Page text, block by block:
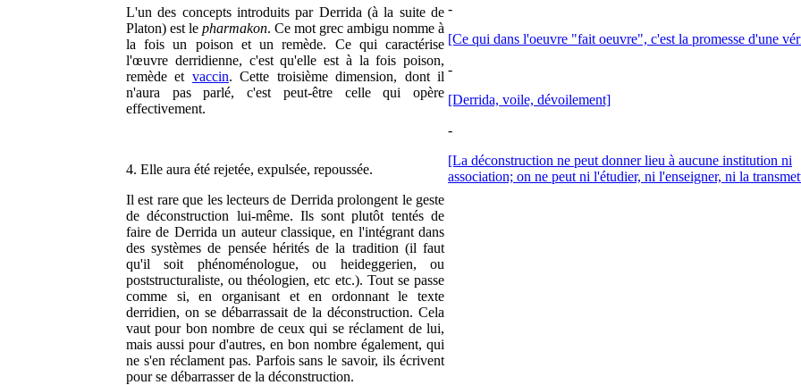
L'un des concepts introduits par Derrida (à la suite de
Platon) est le pharmakon. Ce mot grec ambigu nomme à
la fois un poison et un remède. Ce qui caractérise
l'œuvre derridienne, c'est qu'elle est à la fois poison,
remède et vaccin. Cette troisième dimension, dont il
n'aura pas parlé, c'est peut-être celle qui opère
effectivement.
4. Elle aura été rejetée, expulsée, repoussée.
Il est rare que les lecteurs de Derrida prolongent le geste
de déconstruction lui-même. Ils sont plutôt tentés de
faire de Derrida un auteur classique, en l'intégrant dans
des systèmes de pensée hérités de la tradition (il faut
qu'il soit phénoménologue, ou heideggerien, ou
poststructuraliste, ou théologien, etc etc.). Tout se passe
comme si, en organisant et en ordonnant le texte
derridien, on se débarrassait de la déconstruction. Cela
vaut pour bon nombre de ceux qui se réclament de lui,
mais aussi pour d'autres, en bon nombre également, qui
ne s'en réclament pas. Parfois sans le savoir, ils écrivent
pour se débarrasser de la déconstruction.
-
[Ce qui dans l'oeuvre "fait oeuvre", c'est la promesse d'une
-
[Derrida, voile, dévoilement]
-
[La déconstruction ne peut donner lieu à aucune institution ni
association; on ne peut ni l'étudier, ni l'enseigner, ni la